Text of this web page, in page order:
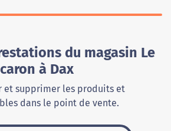
du magasin Le
à Dax
et supprimer les produits et
dans le point de vente.